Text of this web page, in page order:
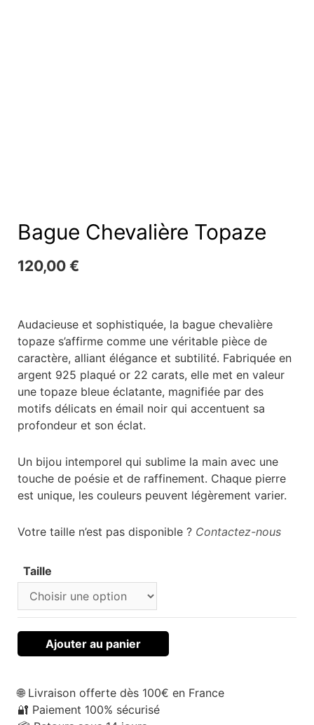
Bague Chevalière Topaze
120,00 €
Audacieuse et sophistiquée, la bague chevalière
topaze s’affirme comme une véritable pièce de
caractère, alliant élégance et subtilité. Fabriquée en
argent 925 plaqué or 22 carats, elle met en valeur
une topaze bleue éclatante, magnifiée par des
motifs délicats en émail noir qui accentuent sa
profondeur et son éclat.
Un bijou intemporel qui sublime la main avec une
touche de poésie et de raffinement. Chaque pierre
est unique, les couleurs peuvent légèrement varier.
Votre taille n’est pas disponible ? Contactez-nous
Taille
Ajouter au panier
🌐 Livraison offerte dès 100€ en France
🔐 Paiement 100% sécurisé